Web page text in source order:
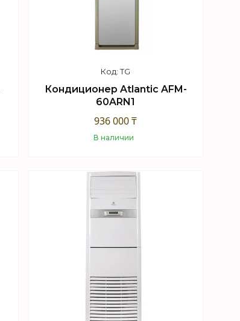
TG
Кондиционер Atlantic AFM-
60ARN1
936 000 ₸
В наличии
Купить